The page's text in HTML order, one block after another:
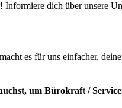
Informiere dich über unsere
es für uns einfacher,
um Bürokraft /